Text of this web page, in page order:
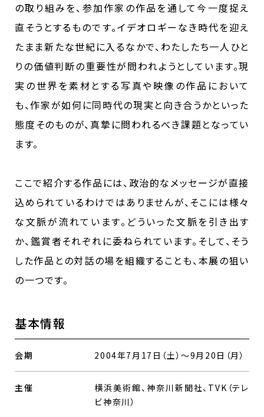
の取り組みを、参加作家の作品を通して今一度捉え
直そうとするものです。イデオロギーなき時代を迎え
たまま新たな世紀に入るなかで、わたしたち一人ひと
りの価値判断の重要性が問われようとしています。現
実の世界を素材とする写真や映像の作品において
も、作家が如何に同時代の現実と向き合うかといった
態度そのものが、真摯に問われるべき課題となってい
ます。
ここで紹介する作品には、政治的なメッセージが直接
込められているわけではありませんが、そこには様々
な文脈が流れています。どういった文脈を引き出す
か、鑑賞者それぞれに委ねられています。そして、そう
した作品との対話の場を組織することも、本展の狙い
の一つです。
基本情報
会期 2004年7月17日（土）～9月20日（月）
主催
横浜美術館、神奈川新聞社、TVK（テレ
ビ神奈川）